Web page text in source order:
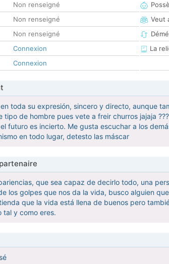
Non renseigné
Non renseigné
Non renseigné
Connexion
Connexion
Veut
La
toda su expresión, sincero y directo, aunque
tipo de hombre pues vete a freir churros jajaja
futuro es incierto. Me gusta escuchar a los
en todo lugar, detesto las máscar
que sea capaz de decirlo todo, una
los golpes que nos da la vida, busco alguien
que la vida está llena de buenos pero
tal y como eres.